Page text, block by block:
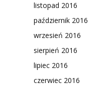
listopad 2016
październik 2016
wrzesień 2016
sierpień 2016
lipiec 2016
czerwiec 2016